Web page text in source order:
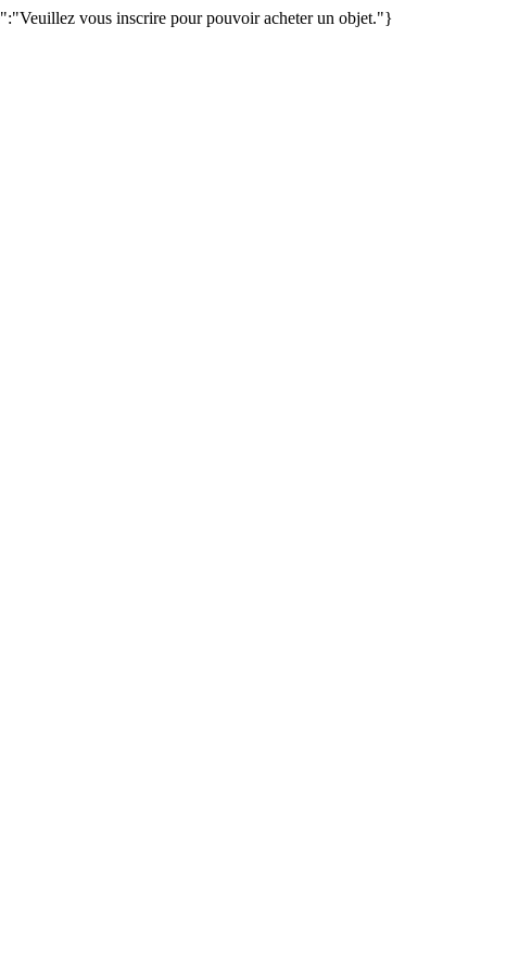
vous inscrire pour pouvoir acheter un objet."}